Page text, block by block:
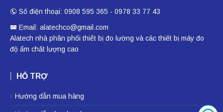
Số điện thoại: 0908 595 365 - 0978 33 77 43
Email: alatechco@gmail.com
Alatech nhà phân phối thiêt bị đo lường và các thiết bị máy đo
độ ẩm chất lượng cao
HỖ TRỢ
Hướng dẫn mua hàng